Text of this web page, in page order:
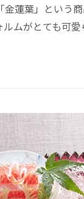
蓮葉」という
ムがとても可